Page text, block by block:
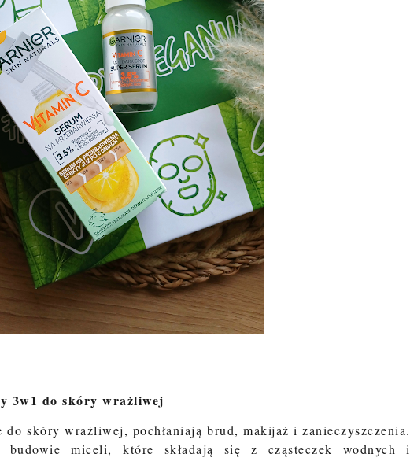
3w1 do skóry wrażliwej
do skóry wrażliwej, pochłaniają brud, makijaż i zanieczyszczenia.
miceli, które składają się z cząsteczek wodnych i